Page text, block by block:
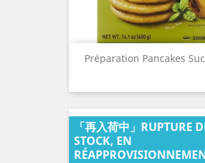
Préparation Pancakes
「再入荷中」RUPTURE
STOCK, EN